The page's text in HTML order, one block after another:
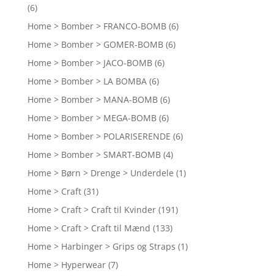
(6)
Home > Bomber > FRANCO-BOMB (6)
Home > Bomber > GOMER-BOMB (6)
Home > Bomber > JACO-BOMB (6)
Home > Bomber > LA BOMBA (6)
Home > Bomber > MANA-BOMB (6)
Home > Bomber > MEGA-BOMB (6)
Home > Bomber > POLARISERENDE (6)
Home > Bomber > SMART-BOMB (4)
Home > Børn > Drenge > Underdele (1)
Home > Craft (31)
Home > Craft > Craft til Kvinder (191)
Home > Craft > Craft til Mænd (133)
Home > Harbinger > Grips og Straps (1)
Home > Hyperwear (7)